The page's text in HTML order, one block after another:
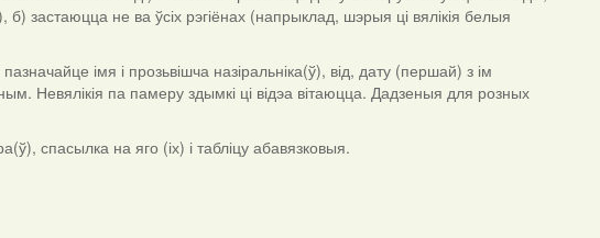
застаюцца не ва ўсіх рэгіёнах (напрыклад, шэрыя ці вялікія белыя
імя і прозьвішча назіральніка(ў), від, дату (першай) з ім
Невялікія па памеру здымкі ці відэа вітаюцца. Дадзеныя для розных
спасылка на яго (іх) і табліцу абавязковыя.